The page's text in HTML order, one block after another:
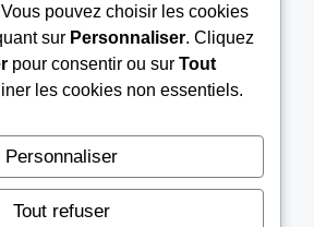
pouvez choisir les cookies
sur Personnaliser. Cliquez
pour consentir ou sur Tout
les cookies non essentiels.
Personnaliser
Tout refuser